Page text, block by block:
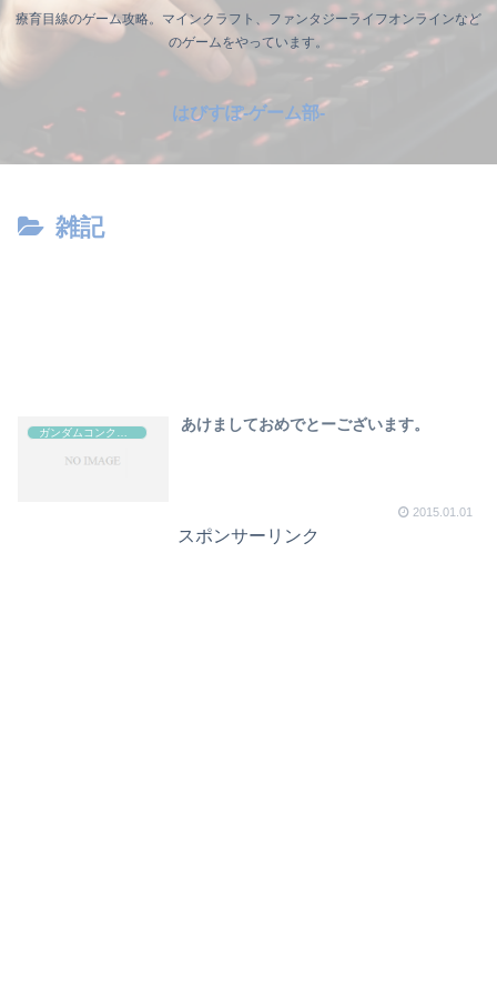
療育目線のゲーム攻略。マインクラフト、ファンタジーライフオンラインなど
のゲームをやっています。
はびすぽ-ゲーム部-
雑記
あけましておめでとーございます。
2015.01.01
スポンサーリンク